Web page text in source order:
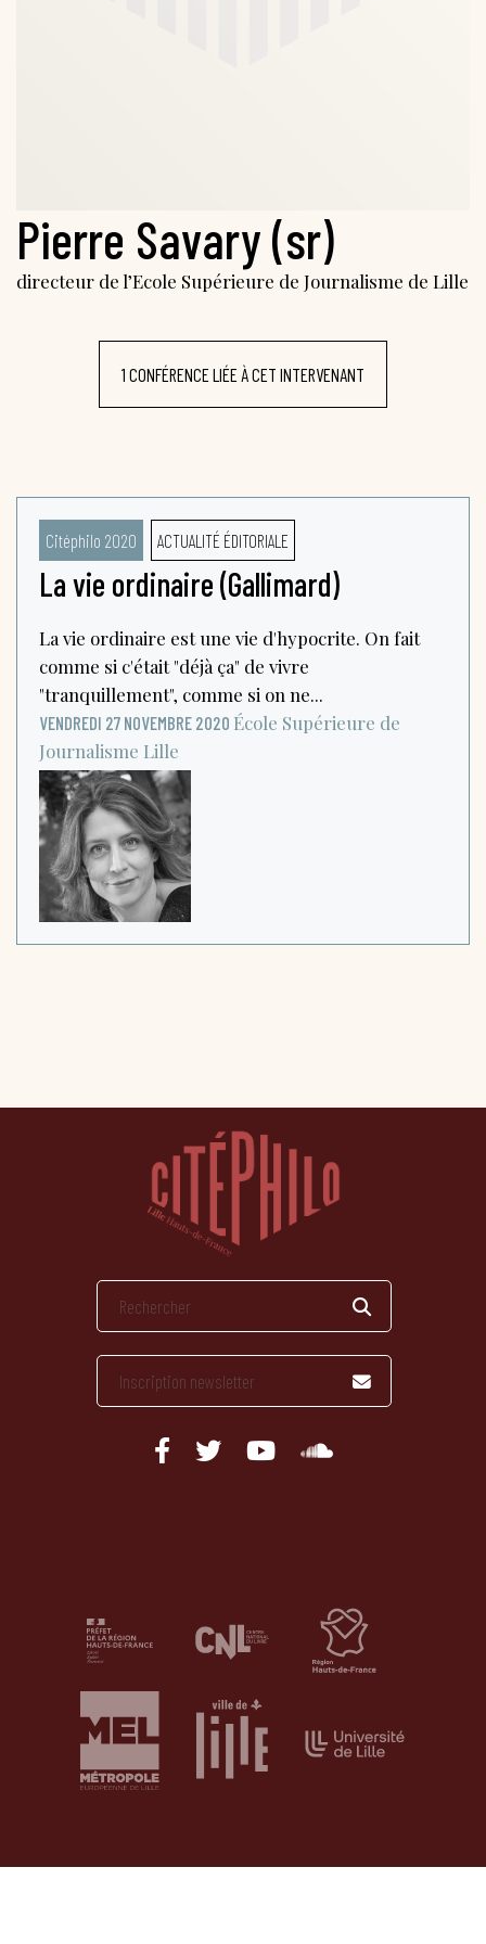
Pierre Savary (sr)
directeur de l’Ecole Supérieure de Journalisme de Lille
1 CONFÉRENCE LIÉE À CET INTERVENANT
Citéphilo 2020 ACTUALITÉ ÉDITORIALE
La vie ordinaire (Gallimard)
La vie ordinaire est une vie d'hypocrite. On fait
comme si c'était "déjà ça" de vivre
"tranquillement", comme si on ne...
VENDREDI 27 NOVEMBRE 2020 École Supérieure de
Journalisme Lille